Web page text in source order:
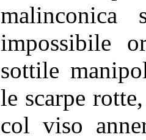
malinconica
impossibile
sottile
le scarpe
col viso